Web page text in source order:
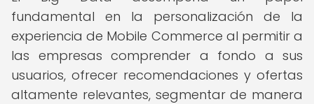
fundamental en la personalización de la
experiencia de Mobile Commerce al permitir a
las empresas comprender a fondo a sus
usuarios, ofrecer recomendaciones y ofertas
altamente relevantes, segmentar de manera